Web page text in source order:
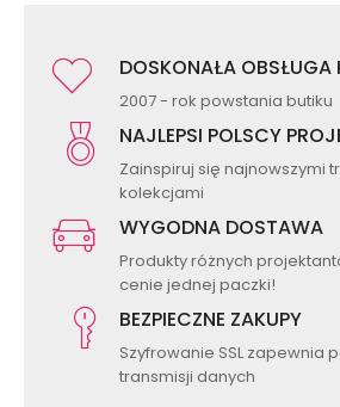
DOSKONAŁA OBSŁUGA
2007 - rok powstania butiku
NAJLEPSI POLSCY
Zainspiruj się najnowszymi
kolekcjami
WYGODNA DOSTAWA
Produkty różnych
cenie jednej paczki!
BEZPIECZNE ZAKUPY
Szyfrowanie SSL zapewnia
transmisji danych